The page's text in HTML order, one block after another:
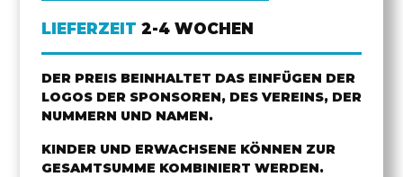
LIEFERZEIT 2-4 WOCHEN
DER PREIS BEINHALTET DAS EINFÜGEN DER
LOGOS DER SPONSOREN, DES VEREINS, DER
NUMMERN UND NAMEN.
KINDER UND ERWACHSENE KÖNNEN ZUR
GESAMTSUMME KOMBINIERT WERDEN.